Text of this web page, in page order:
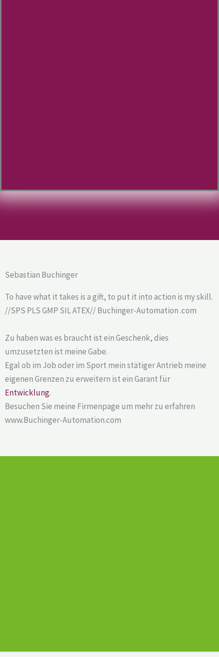
Sebastian Buchinger
To have what it takes is a gift, to put it into action is my skill.
//SPS PLS GMP SIL ATEX// Buchinger-Automation .com
Zu haben was es braucht ist ein Geschenk, dies
umzusetzten ist meine Gabe.
Egal ob im Job oder im Sport mein stätiger Antrieb meine
eigenen Grenzen zu erweitern ist ein Garant für
Entwicklung.
Besuchen Sie meine Firmenpage um mehr zu erfahren
www.Buchinger-Automation.com